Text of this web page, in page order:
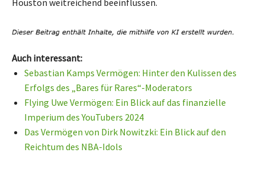
Auch interessant:
Sebastian Kamps Vermögen: Hinter den Kulissen des
Erfolgs des „Bares für Rares“-Moderators
Flying Uwe Vermögen: Ein Blick auf das finanzielle
Imperium des YouTubers 2024
Das Vermögen von Dirk Nowitzki: Ein Blick auf den
Reichtum des NBA-Idols